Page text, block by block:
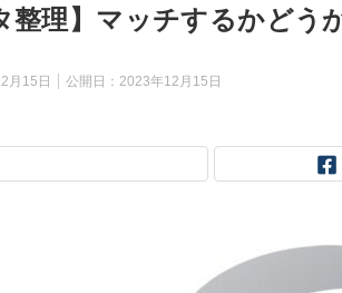
整理】マッチするかど
月15日 公開日： 2023年12月15日